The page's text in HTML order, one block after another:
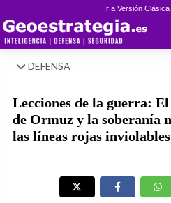
Ir a Versión
DEFENSA
Lecciones de la guerra:
de Ormuz y la soberanía
las líneas rojas